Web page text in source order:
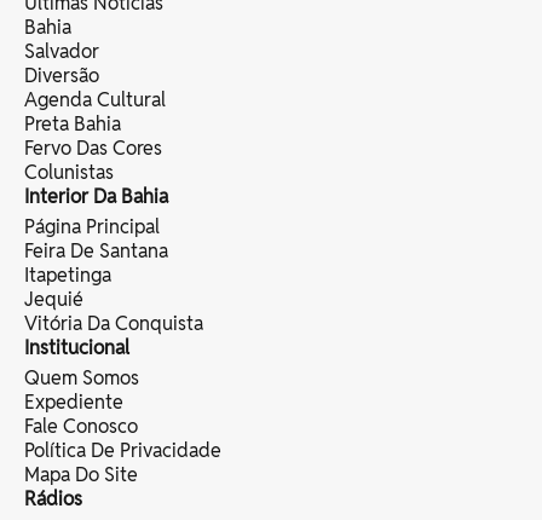
Bahia
Salvador
Diversão
Agenda Cultural
Preta Bahia
Fervo Das Cores
Colunistas
Interior Da Bahia
Página Principal
Feira De Santana
Itapetinga
Jequié
Vitória Da Conquista
Institucional
Quem Somos
Expediente
Fale Conosco
Política De Privacidade
Mapa Do Site
Rádios